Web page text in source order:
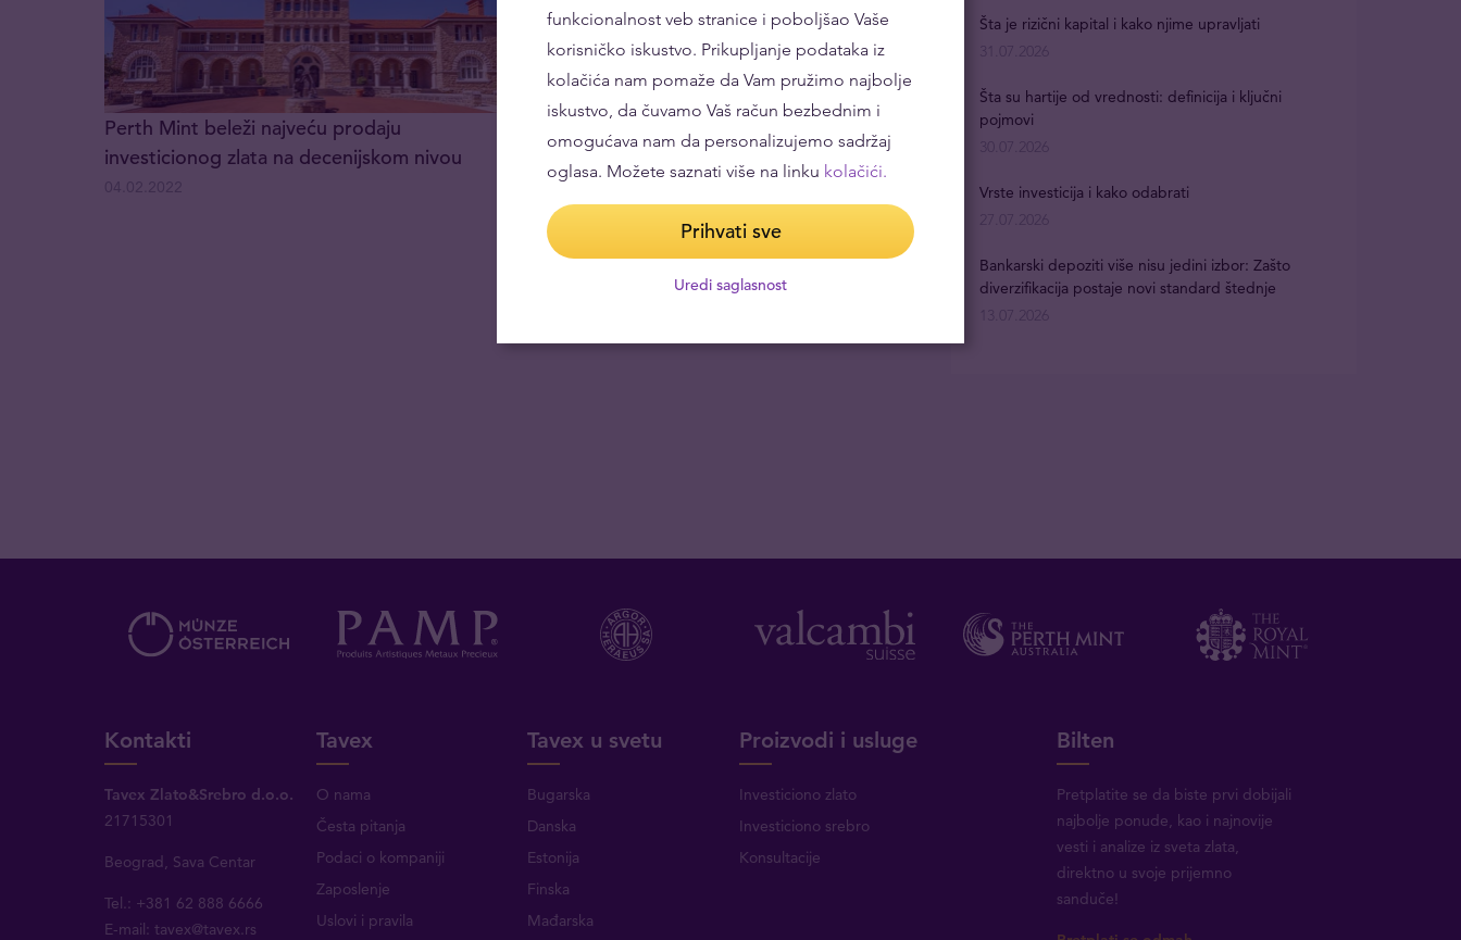
Perth Mint beleži najveću prodaju
investicionog zlata na decenijskom nivou
Šta je rizični kapital i kako njime upravljati
31.07.2026
Šta su hartije od vrednosti: definicija i ključni
pojmovi
30.07.2026
Vrste investicija i kako odabrati
27.07.2026
Bankarski depoziti više nisu jedini izbor: Zašto
diverzifikacija postaje novi standard štednje
13.07.2026
Kontakti
Tavex Zlato&Srebro d.o.o.
21715301
Beograd, Sava Centar
Tel.: +381 62 888 6666
E-mail:tavex@tavex.rs
Tavex
O nama
Česta pitanja
Podaci o kompaniji
Zaposlenje
Uslovi i pravila
Tavex u svetu
Bugarska
Danska
Estonija
Finska
Mađarska
Proizvodi i usluge
Investiciono zlato
Investiciono srebro
Konsultacije
Bilten
Pretplatite se da biste prvi dobijali
najbolje ponude, kao i najnovije
vesti i analize iz sveta zlata,
direktno u svoje prijemno
sanduče!
funkcionalnost veb stranice i poboljšao Vaše
korisničko iskustvo. Prikupljanje podataka iz
kolačića nam pomaže da Vam pružimo najbolje
iskustvo, da čuvamo Vaš račun bezbednim i
omogućava nam da personalizujemo sadržaj
oglasa. Možete saznati više na linku kolačići.
Prihvati sve
Uredi saglasnost